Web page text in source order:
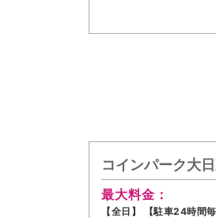
コインパーク大
最大料金：
【全日】 【駐車24時間毎